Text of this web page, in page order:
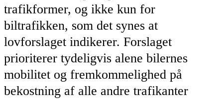
trafikformer, og ikke kun for
biltrafikken, som det synes at
lovforslaget indikerer. Forslaget
prioriterer tydeligvis alene bilernes
mobilitet og fremkommelighed på
bekostning af alle andre trafikanter